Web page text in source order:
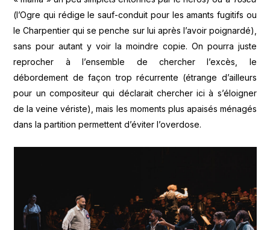
(l’Ogre qui rédige le sauf-conduit pour les amants fugitifs ou
le Charpentier qui se penche sur lui après l’avoir poignardé),
sans pour autant y voir la moindre copie. On pourra juste
reprocher à l’ensemble de chercher l’excès, le
débordement de façon trop récurrente (étrange d’ailleurs
pour un compositeur qui déclarait chercher ici à s’éloigner
de la veine vériste), mais les moments plus apaisés ménagés
dans la partition permettent d’éviter l’overdose.